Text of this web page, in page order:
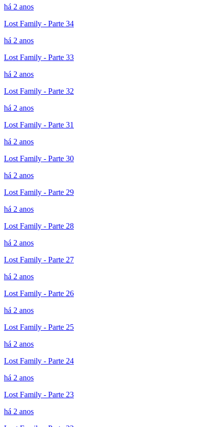
há 2 anos
Lost Family - Parte 34
há 2 anos
Lost Family - Parte 33
há 2 anos
Lost Family - Parte 32
há 2 anos
Lost Family - Parte 31
há 2 anos
Lost Family - Parte 30
há 2 anos
Lost Family - Parte 29
há 2 anos
Lost Family - Parte 28
há 2 anos
Lost Family - Parte 27
há 2 anos
Lost Family - Parte 26
há 2 anos
Lost Family - Parte 25
há 2 anos
Lost Family - Parte 24
há 2 anos
Lost Family - Parte 23
há 2 anos